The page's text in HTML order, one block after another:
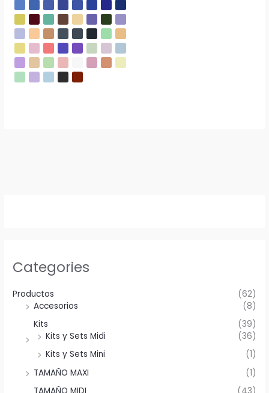
Categories
Productos
(62)
Accesorios
(8)
Kits
(39)
Kits y Sets Midi
(36)
Kits y Sets Mini
(1)
TAMAÑO MAXI
(1)